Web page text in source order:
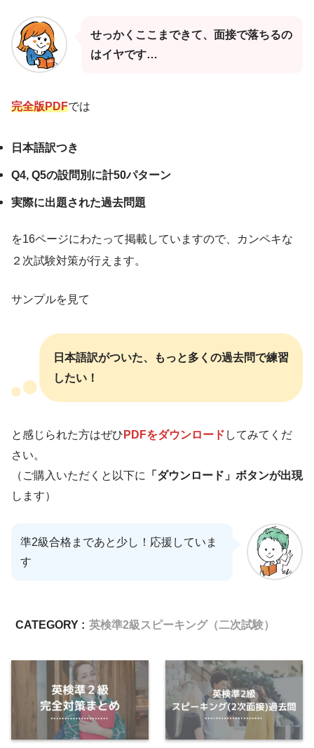
せっかくここまできて、面接で落ちるの
はイヤです…
完全版PDFでは
日本語訳つき
Q4, Q5の設問別に計50パターン
実際に出題された過去問題
を16ページにわたって掲載していますので、カンペキな
２次試験対策が行えます。
サンプルを見て
日本語訳がついた、もっと多くの過去問で練習
したい！
と感じられた方はぜひ PDFをダウンロード してみてくだ
さい。
（ご購入いただくと以下に
「ダウンロード」ボタンが出現
します）
準2級合格まであと少し！応援していま
す
CATEGORY : 英検準2級スピーキング（二次試験）